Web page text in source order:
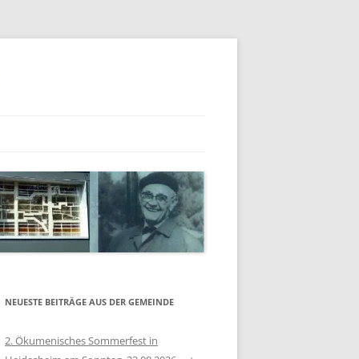
IN 360°
NEUESTE BEITRÄGE AUS DER GEMEINDE
2. Ökumenisches Sommerfest in